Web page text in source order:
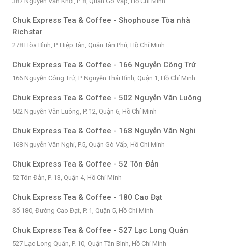
Chuk Express Tea & Coffee - Shophouse Tòa nhà
Richstar
278 Hòa Bình, P. Hiệp Tân, Quận Tân Phú, Hồ Chí Minh
Chuk Express Tea & Coffee - 166 Nguyễn Công Trứ
166 Nguyễn Công Trứ, P. Nguyễn Thái Bình, Quận 1, Hồ Chí Minh
Chuk Express Tea & Coffee - 502 Nguyễn Văn Luông
502 Nguyễn Văn Luông, P. 12, Quận 6, Hồ Chí Minh
Chuk Express Tea & Coffee - 168 Nguyễn Văn Nghi
168 Nguyễn Văn Nghi, P.5, Quận Gò Vấp, Hồ Chí Minh
Chuk Express Tea & Coffee - 52 Tôn Đản
52 Tôn Đản, P. 13, Quận 4, Hồ Chí Minh
Chuk Express Tea & Coffee - 180 Cao Đạt
Số 180, Đường Cao Đạt, P. 1, Quận 5, Hồ Chí Minh
Chuk Express Tea & Coffee - 527 Lạc Long Quân
527 Lạc Long Quân, P. 10, Quận Tân Bình, Hồ Chí Minh